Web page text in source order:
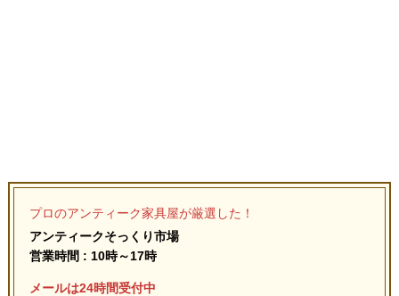
プロのアンティーク家具屋が厳選した！
アンティークそっくり市場
営業時間 : 10時～17時
メールは24時間受付中